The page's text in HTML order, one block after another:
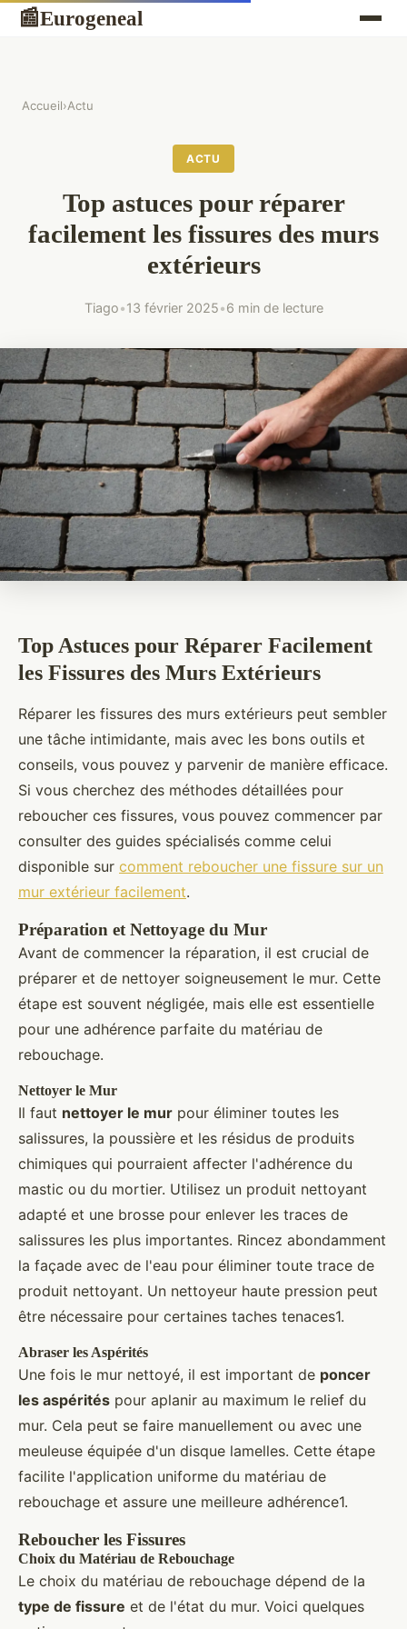
📰Eurogeneal
Accueil›Actu
ACTU
Top astuces pour réparer
facilement les fissures des murs
extérieurs
Tiago•13 février 2025•6 min de lecture
Top Astuces pour Réparer Facilement
les Fissures des Murs Extérieurs
Réparer les fissures des murs extérieurs peut sembler
une tâche intimidante, mais avec les bons outils et
conseils, vous pouvez y parvenir de manière efficace.
Si vous cherchez des méthodes détaillées pour
reboucher ces fissures, vous pouvez commencer par
consulter des guides spécialisés comme celui
disponible sur comment reboucher une fissure sur un
mur extérieur facilement.
Préparation et Nettoyage du Mur
Avant de commencer la réparation, il est crucial de
préparer et de nettoyer soigneusement le mur. Cette
étape est souvent négligée, mais elle est essentielle
pour une adhérence parfaite du matériau de
rebouchage.
Nettoyer le Mur
Il faut nettoyer le mur pour éliminer toutes les
salissures, la poussière et les résidus de produits
chimiques qui pourraient affecter l'adhérence du
mastic ou du mortier. Utilisez un produit nettoyant
adapté et une brosse pour enlever les traces de
salissures les plus importantes. Rincez abondamment
la façade avec de l'eau pour éliminer toute trace de
produit nettoyant. Un nettoyeur haute pression peut
être nécessaire pour certaines taches tenaces1.
Abraser les Aspérités
Une fois le mur nettoyé, il est important de poncer
les aspérités pour aplanir au maximum le relief du
mur. Cela peut se faire manuellement ou avec une
meuleuse équipée d'un disque lamelles. Cette étape
facilite l'application uniforme du matériau de
rebouchage et assure une meilleure adhérence1.
Reboucher les Fissures
Choix du Matériau de Rebouchage
Le choix du matériau de rebouchage dépend de la
type de fissure et de l'état du mur. Voici quelques